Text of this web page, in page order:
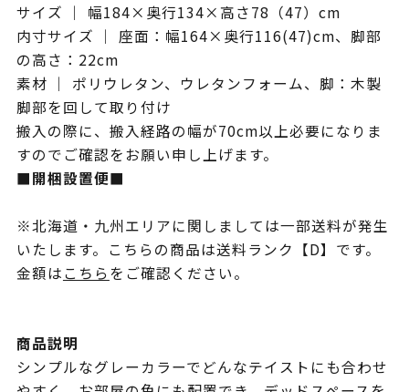
サイズ ｜ 幅184×奥行134×高さ78（47）cm
内寸サイズ ｜ 座面：幅164×奥行116(47)cm、脚部
の高さ：22cm
素材 ｜ ポリウレタン、ウレタンフォーム、脚：木製
脚部を回して取り付け
搬入の際に、搬入経路の幅が70cm以上必要になりま
すのでご確認をお願い申し上げます。
■開梱設置便■
※北海道・九州エリアに関しましては一部送料が発生
いたします。こちらの商品は送料ランク【D】です。
金額はこちらをご確認ください。
商品説明
シンプルなグレーカラーでどんなテイストにも合わせ